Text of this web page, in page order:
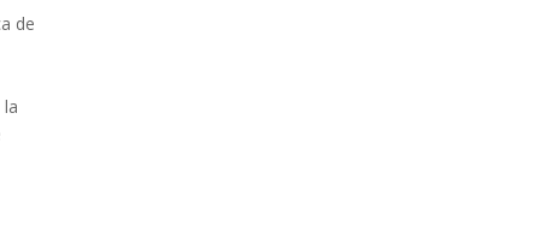
de